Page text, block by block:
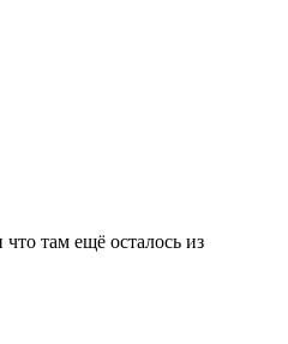
там ещё осталось из